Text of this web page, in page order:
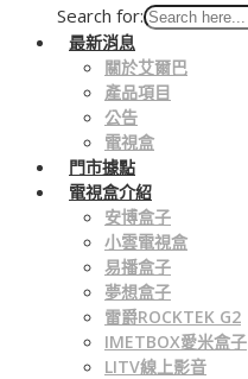
Search for:
最新消息
關於艾爾巴
產品項目
公告
電視盒
門市據點
電視盒介紹
安博盒子
小雲電視盒
易播盒子
夢想盒子
雷爵ROCKTEK G2
IMETBOX愛米盒子
LITV線上影音